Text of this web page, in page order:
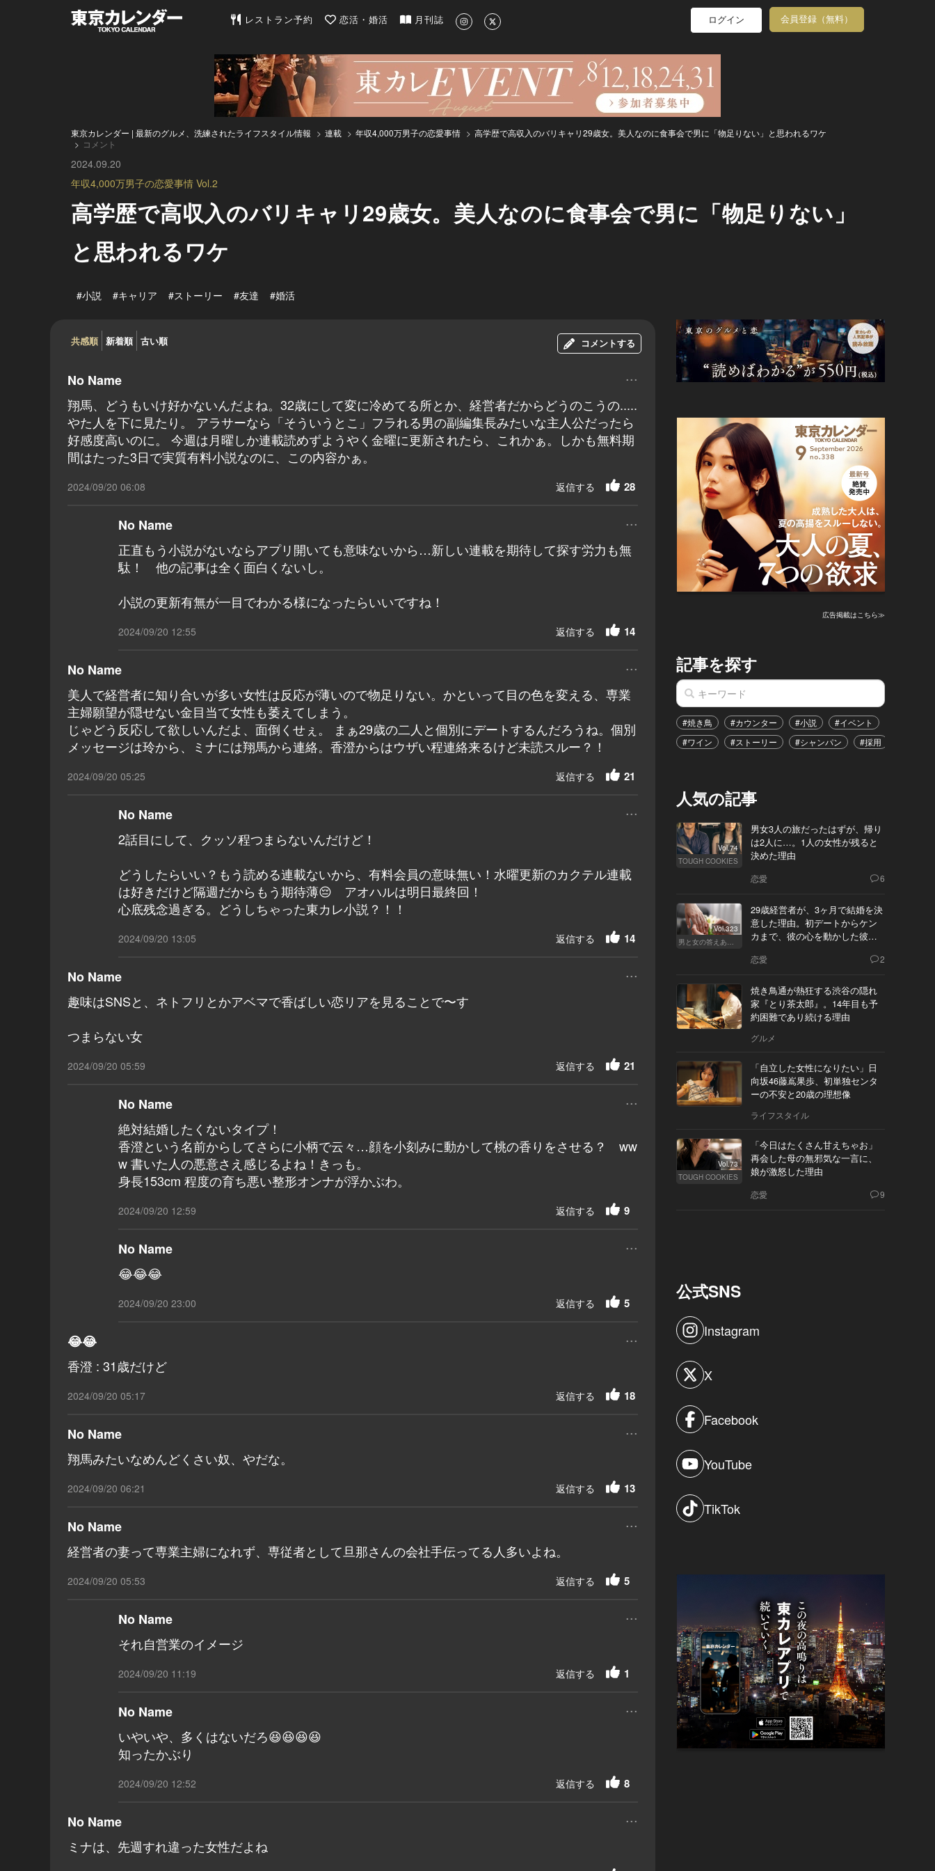
東京カレンダー | 最新のグルメ、洗練されたライフスタイル情報
レストラン予約 恋活・婚活 月刊誌 ログイン 会員登録（無料）
東京カレンダー | 最新のグルメ、洗練されたライフスタイル情報 連載 年収4,000万男子の恋愛事情
高学歴で高収入のバリキャリ29歳女。美人なのに食事会で男に「物足りない」と思われるワケ
コメント
2024.09.20
年収4,000万男子の恋愛事情 Vol.2
高学歴で高収入のバリキャリ29歳女。美人なのに食事会で男に「物足りない」
と思われるワケ
#小説 #キャリア #ストーリー #友達 #婚活
共感順 新着順 古い順 コメントする
No Name ...
翔馬、どうもいけ好かないんだよね。32歳にして変に冷めてる所とか、経営者だからどうのこうの.....
やた人を下に見たり。 アラサーなら「そういうとこ」フラれる男の副編集長みたいな主人公だったら
好感度高いのに。 今週は月曜しか連載読めずようやく金曜に更新されたら、これかぁ。しかも無料期
間はたった3日で実質有料小説なのに、この内容かぁ。
2024/09/20 06:08 28
返信する
No Name ...
正直もう小説がないならアプリ開いても意味ないから…新しい連載を期待して探す労力も無
駄！ 他の記事は全く面白くないし。
小説の更新有無が一目でわかる様になったらいいですね！
2024/09/20 12:55 14
返信する
No Name ...
美人で経営者に知り合いが多い女性は反応が薄いので物足りない。かといって目の色を変える、専業
主婦願望が隠せない金目当て女性も萎えてしまう。
じゃどう反応して欲しいんだよ、面倒くせぇ。 まぁ29歳の二人と個別にデートするんだろうね。個別
メッセージは玲から、ミナには翔馬から連絡。香澄からはウザい程連絡来るけど未読スルー？！
2024/09/20 05:25 21
返信する
No Name ...
2話目にして、クッソ程つまらないんだけど！
どうしたらいい？もう読める連載ないから、有料会員の意味無い！水曜更新のカクテル連載
は好きだけど隔週だからもう期待薄😔 アオハルは明日最終回！
心底残念過ぎる。どうしちゃった東カレ小説？！！
2024/09/20 13:05 14
返信する
No Name ...
趣味はSNSと、ネトフリとかアベマで香ばしい恋リアを見ることで〜す
つまらない女
2024/09/20 05:59 21
返信する
No Name ...
絶対結婚したくないタイプ！
香澄という名前からしてさらに小柄で云々…顔を小刻みに動かして桃の香りをさせる？ ww
w 書いた人の悪意さえ感じるよね！きっも。
身長153cm 程度の育ち悪い整形オンナが浮かぶわ。
2024/09/20 12:59 9
返信する
No Name ...
😂😂😂
2024/09/20 23:00 5
返信する
😂😂 ...
香澄 : 31歳だけど
2024/09/20 05:17 18
返信する
No Name ...
翔馬みたいなめんどくさい奴、やだな。
2024/09/20 06:21 13
返信する
No Name ...
経営者の妻って専業主婦になれず、専従者として旦那さんの会社手伝ってる人多いよね。
2024/09/20 05:53 5
返信する
No Name ...
それ自営業のイメージ
2024/09/20 11:19 1
返信する
No Name ...
いやいや、多くはないだろ😆😆😆😆
知ったかぶり
2024/09/20 12:52 8
返信する
No Name ...
ミナは、先週すれ違った女性だよね
広告掲載はこちら≫
記事を探す
#焼き鳥 #カウンター #小説 #イベント
#ワイン
#ストーリー #シャンパン #採用
人気の記事
Vol.74
TOUGH COOKIES
男女3人の旅だったはずが、帰り
は2人に…。1人の女性が残ると
決めた理由
恋愛 6
Vol.323
男と女の答えあわせ【Q】
29歳経営者が、3ヶ月で結婚を決
意した理由。初デートからケン
カまで、彼の心を動かした彼女
恋愛 2
焼き鳥通が熱狂する渋谷の隠れ
家『とり茶太郎』。14年目も予
約困難であり続ける理由
グルメ
「自立した女性になりたい」日
向坂46藤嶌果歩、初単独センタ
ーの不安と20歳の理想像
ライフスタイル
Vol.73
TOUGH COOKIES
「今日はたくさん甘えちゃお」
再会した母の無邪気な一言に、
娘が激怒した理由
恋愛 9
公式SNS
Instagram
X
Facebook
YouTube
TikTok